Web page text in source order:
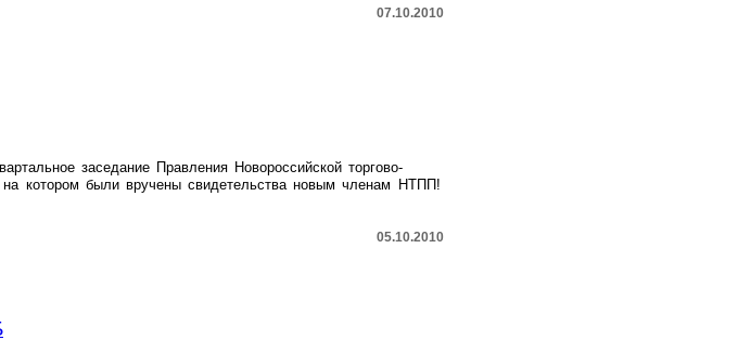
07.10.2010
заседание Правления Новороссийской торгово-
котором были вручены свидетельства новым членам НТПП!
05.10.2010